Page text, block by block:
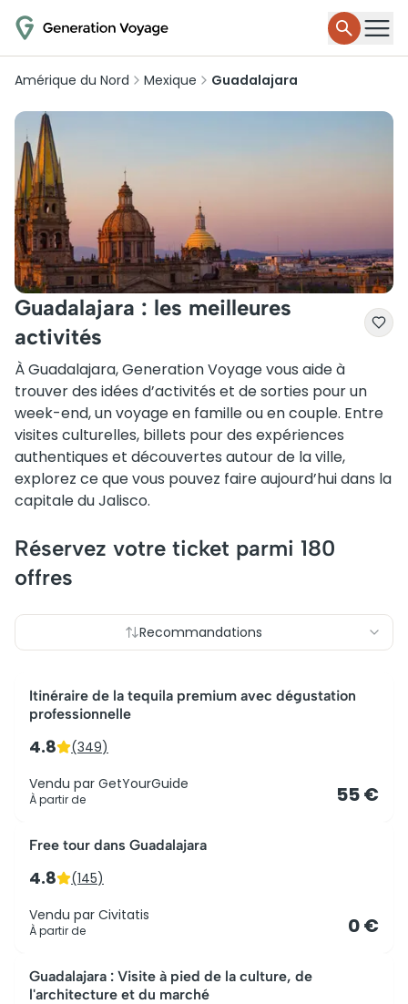
Amérique du Nord Mexique Guadalajara
Guadalajara : les meilleures
activités
À Guadalajara, Generation Voyage vous aide à
trouver des idées d’activités et de sorties pour un
week-end, un voyage en famille ou en couple. Entre
visites culturelles, billets pour des expériences
authentiques et découvertes autour de la ville,
explorez ce que vous pouvez faire aujourd’hui dans la
capitale du Jalisco.
Réservez votre ticket parmi 180
offres
Recommandations
Le plus populaire
Itinéraire de la tequila premium avec dégustation
professionnelle
4.8 (349)
Vendu par GetYourGuide
À partir de 55 €
Meilleur rapport qualité-prix
Free tour dans Guadalajara
4.8 (145)
Vendu par Civitatis
À partir de 0 €
Le mieux noté
Guadalajara : Visite à pied de la culture, de
l'architecture et du marché